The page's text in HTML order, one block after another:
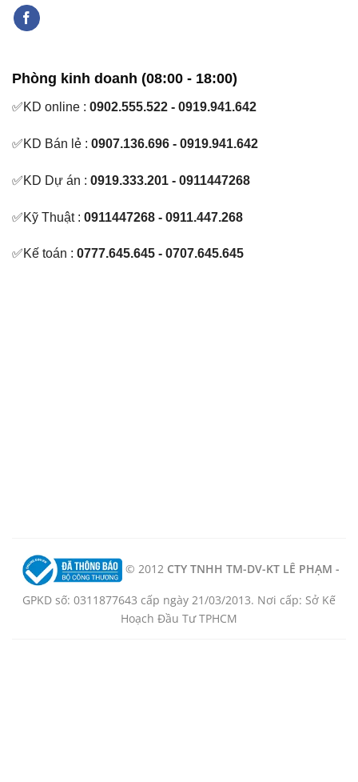
Phòng kinh doanh (08:00 - 18:00)
✅KD online : 0902.555.522 - 0919.941.642
✅KD Bán lẻ : 0907.136.696 - 0919.941.642
✅KD Dự án : 0919.333.201 - 0911447268
✅Kỹ Thuật : 0911447268 - 0911.447.268
✅Kế toán : 0777.645.645 - 0707.645.645
© 2012 CTY TNHH TM-DV-KT LÊ PHẠM -
GPKD số: 0311877643 cấp ngày 21/03/2013. Nơi cấp: Sở Kế
Hoạch Đầu Tư TPHCM